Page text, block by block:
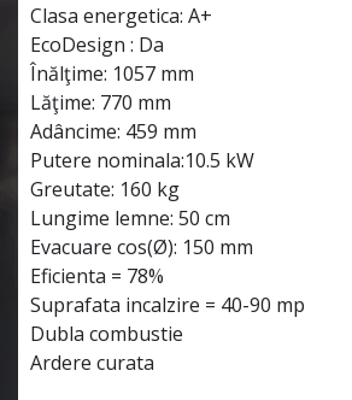
Clasa energetica: A+
EcoDesign : Da
Înălţime: 1057 mm
Lăţime: 770 mm
Adâncime: 459 mm
Putere nominala:10.5 kW
Greutate: 160 kg
Lungime lemne: 50 cm
Evacuare cos(Ø): 150 mm
Eficienta = 78%
Suprafata incalzire = 40-90 mp
Dubla combustie
Ardere curata